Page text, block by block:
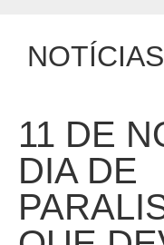
NOTÍCIAS
11 DE
DIA DE